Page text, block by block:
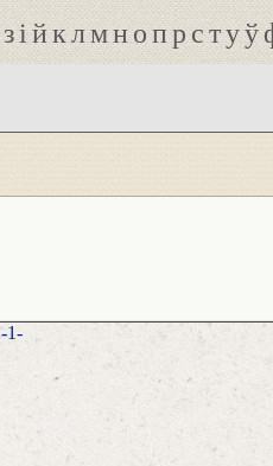
зійклмнопрстуў
-1-